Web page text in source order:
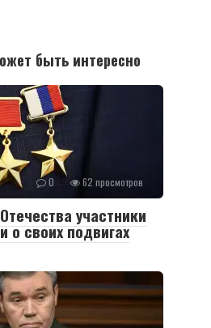
быть интересно
0 62 просмотров
участники
о своих подвигах